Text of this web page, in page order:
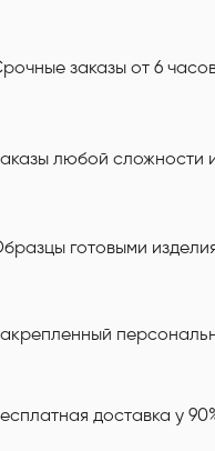
заказы от 6
любой сложности
готовыми
доставка у